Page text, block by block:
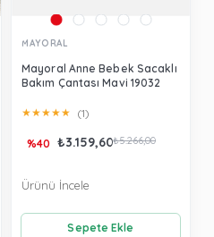
MAYORAL
Mayoral Anne Bebek Sacaklı
Bakım Çantası Mavi 19032
★★★★★ (1)
₺3.159,60₺5.266,00
%40
Sepete Ekle
Ürünü İncele